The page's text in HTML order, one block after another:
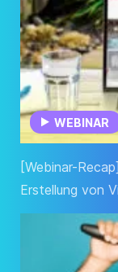
WEBINAR
[Webinar-
Erstellung von